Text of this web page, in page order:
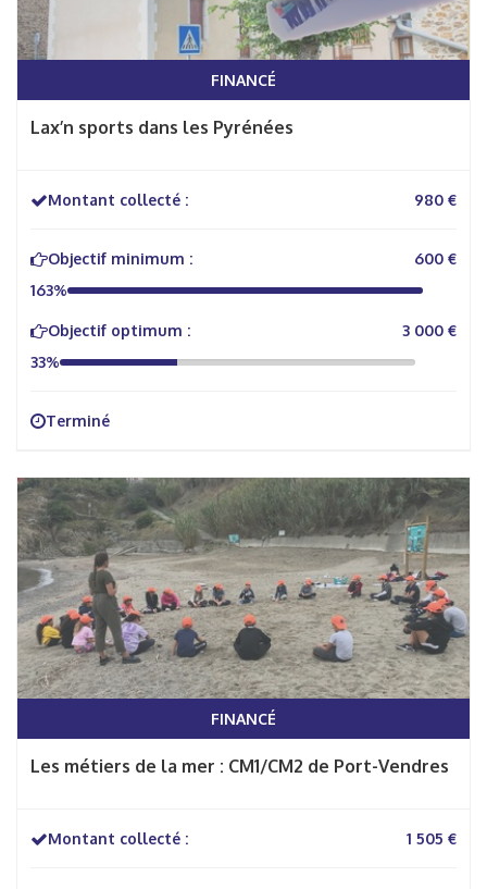
FINANCÉ
Lax’n sports dans les Pyrénées
Montant collecté : 980 €
Objectif minimum :
600 €
163%
Objectif optimum :
3 000 €
33%
Terminé
FINANCÉ
Les métiers de la mer : CM1/CM2 de Port-Vendres
Montant collecté : 1 505 €